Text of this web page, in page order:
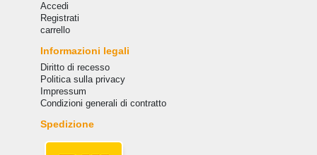
Accedi
Registrati
carrello
Informazioni legali
Diritto di recesso
Politica sulla privacy
Impressum
Condizioni generali di contratto
Spedizione